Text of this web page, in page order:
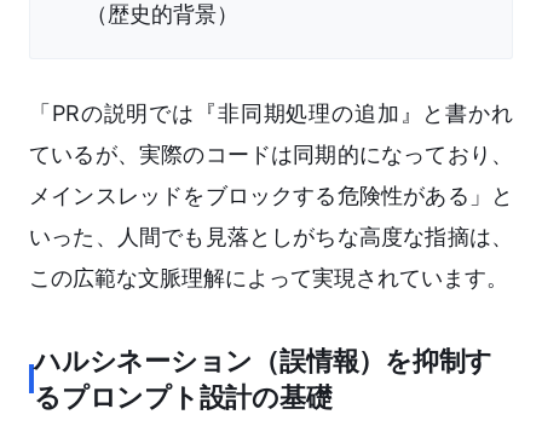
（歴史的背景）
「PRの説明では『非同期処理の追加』と書かれ
ているが、実際のコードは同期的になっており、
メインスレッドをブロックする危険性がある」と
いった、人間でも見落としがちな高度な指摘は、
この広範な文脈理解によって実現されています。
ハルシネーション（誤情報）を抑制す
るプロンプト設計の基礎